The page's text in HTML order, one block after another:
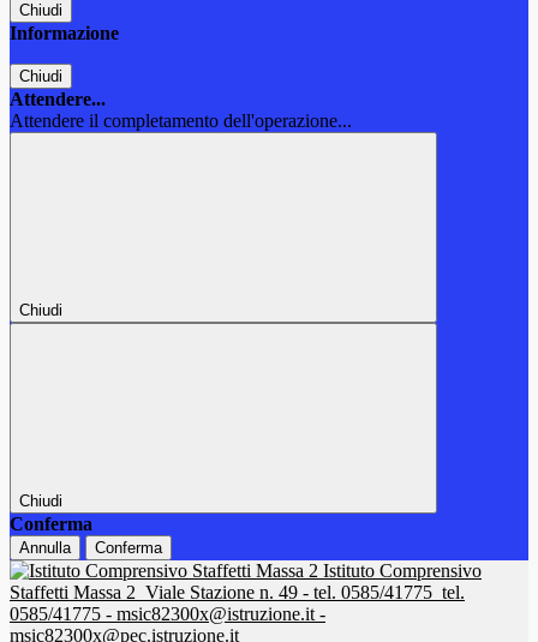
Chiudi
Informazione
Chiudi
Attendere...
Attendere il completamento dell'operazione...
Chiudi
Chiudi
Conferma
Annulla Conferma
Istituto Comprensivo
Staffetti Massa 2 Viale Stazione n. 49 - tel. 0585/41775 tel.
0585/41775 - msic82300x@istruzione.it -
msic82300x@pec.istruzione.it